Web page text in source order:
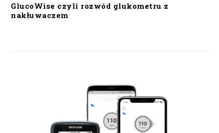
GlucoWise czyli rozwód glukometru z
nakłuwaczem